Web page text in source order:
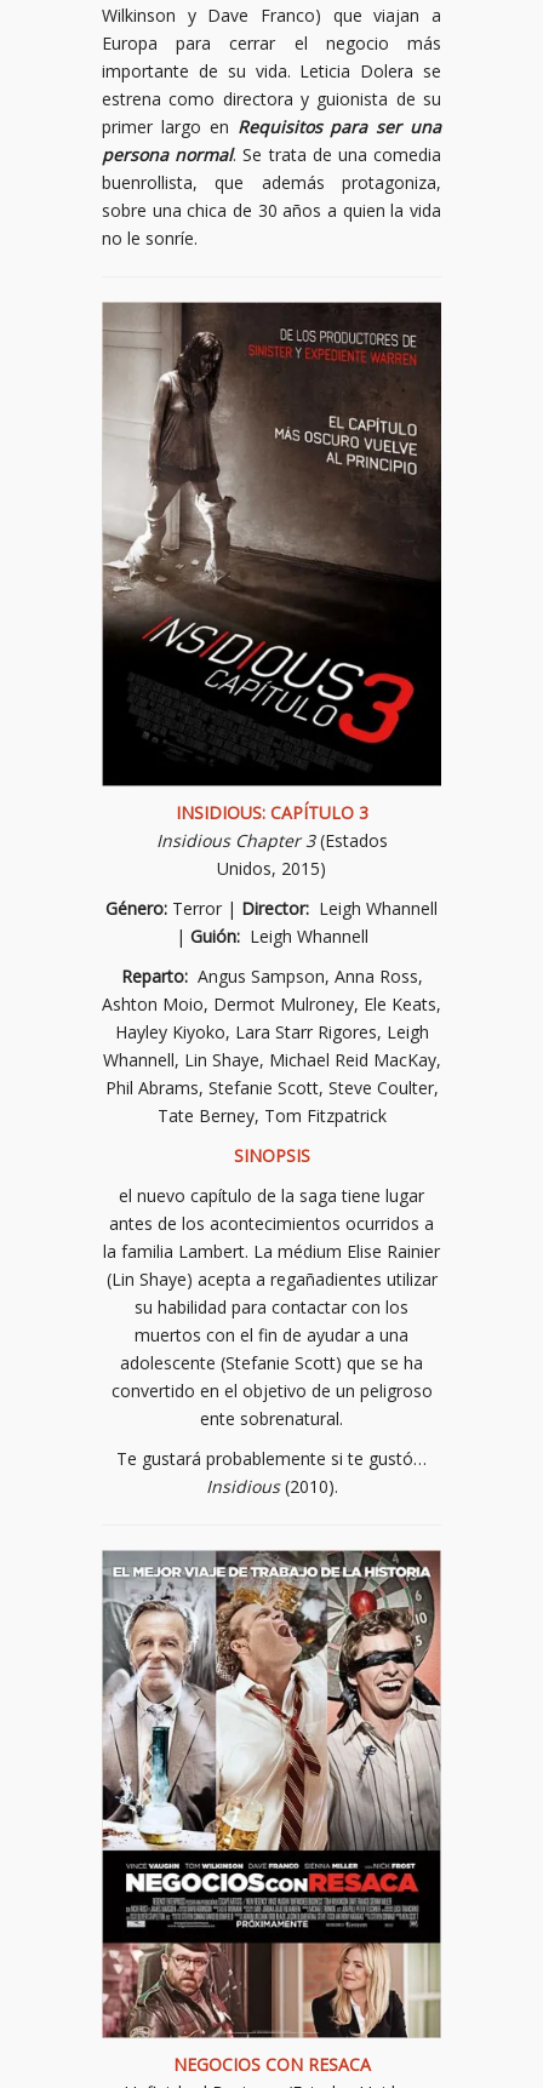
Wilkinson y Dave Franco) que viajan a
Europa para cerrar el negocio más
importante de su vida. Leticia Dolera se
estrena como directora y guionista de su
primer largo en Requisitos para ser una
persona normal. Se trata de una comedia
buenrollista, que además protagoniza,
sobre una chica de 30 años a quien la vida
no le sonríe.
INSIDIOUS: CAPÍTULO 3
Insidious Chapter 3(Estados
Unidos, 2015)
Género: Terror | Director: Leigh Whannell
| Guión: Leigh Whannell
Reparto: Angus Sampson, Anna Ross,
Ashton Moio, Dermot Mulroney, Ele Keats,
Hayley Kiyoko, Lara Starr Rigores, Leigh
Whannell, Lin Shaye, Michael Reid MacKay,
Phil Abrams, Stefanie Scott, Steve Coulter,
Tate Berney, Tom Fitzpatrick
SINOPSIS
el nuevo capítulo de la saga tiene lugar
antes de los acontecimientos ocurridos a
la familia Lambert. La médium Elise Rainier
(Lin Shaye) acepta a regañadientes utilizar
su habilidad para contactar con los
muertos con el fin de ayudar a una
adolescente (Stefanie Scott) que se ha
convertido en el objetivo de un peligroso
ente sobrenatural.
Te gustará probablemente si te gustó…
Insidious(2010).
NEGOCIOS CON RESACA